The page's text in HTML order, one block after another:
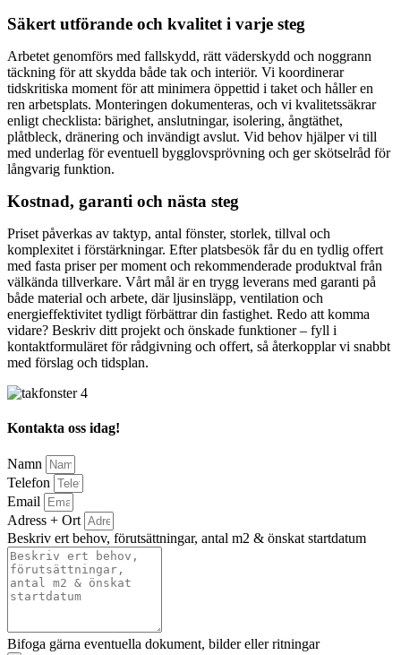
Säkert utförande och kvalitet i varje steg
Arbetet genomförs med fallskydd, rätt väderskydd och noggrann
täckning för att skydda både tak och interiör. Vi koordinerar
tidskritiska moment för att minimera öppettid i taket och håller en
ren arbetsplats. Monteringen dokumenteras, och vi kvalitetssäkrar
enligt checklista: bärighet, anslutningar, isolering, ångtäthet,
plåtbleck, dränering och invändigt avslut. Vid behov hjälper vi till
med underlag för eventuell bygglovsprövning och ger skötselråd för
långvarig funktion.
Kostnad, garanti och nästa steg
Priset påverkas av taktyp, antal fönster, storlek, tillval och
komplexitet i förstärkningar. Efter platsbesök får du en tydlig offert
med fasta priser per moment och rekommenderade produktval från
välkända tillverkare. Vårt mål är en trygg leverans med garanti på
både material och arbete, där ljusinsläpp, ventilation och
energieffektivitet tydligt förbättrar din fastighet. Redo att komma
vidare? Beskriv ditt projekt och önskade funktioner – fyll i
kontaktformuläret för rådgivning och offert, så återkopplar vi snabbt
med förslag och tidsplan.
Kontakta oss idag!
Namn
Telefon
Email
Adress + Ort
Beskriv ert behov, förutsättningar, antal m2 & önskat startdatum
Bifoga gärna eventuella dokument, bilder eller ritningar